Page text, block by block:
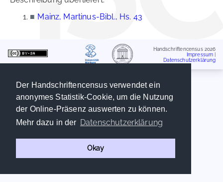
Der Handschriftencensus verwendet ein
anonymes Statistik-Cookie, um die Nutzung
der Online-Präsenz auswerten zu können.
Mehr dazu in der Datenschutzerklärung
Okay
■ Mainz, Martinus-Bibl., Hs. 43
Handschriftencensus 2026
Impressum
Datenschutzerklärung